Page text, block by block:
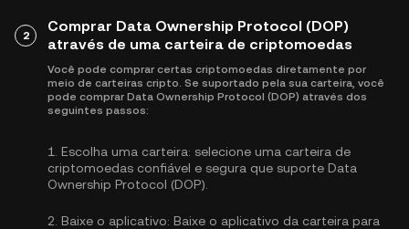
2
Comprar Data Ownership Protocol (DOP)
através de uma carteira de criptomoedas
Você pode comprar certas criptomoedas diretamente por
meio de carteiras cripto. Se suportado pela sua carteira, você
pode comprar Data Ownership Protocol (DOP) através dos
seguintes passos:
1. Escolha uma carteira: selecione uma carteira de
criptomoedas confiável e segura que suporte Data
Ownership Protocol (DOP).
2. Baixe o aplicativo: Baixe o aplicativo da carteira para